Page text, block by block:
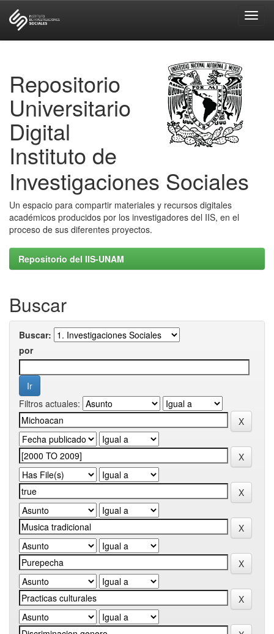
Repositorio
Universitario
Digital
Instituto de
Investigaciones Sociales
Un espacio para compartir materiales y recursos digitales
académicos producidos por los investigadores del IIS, en el
proceso de sus diferentes proyectos.
Repositorio del IIS-UNAM
Buscar
Buscar:
por
Filtros actuales: